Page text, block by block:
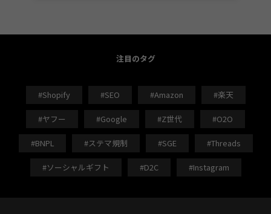
注目のタグ
#Shopify #SEO #Amazon #楽天
#ヤフー #Google #Z世代 #O2O
#BNPL #ステマ規制 #SGE #Threads
#ソーシャルギフト #D2C #Instagram